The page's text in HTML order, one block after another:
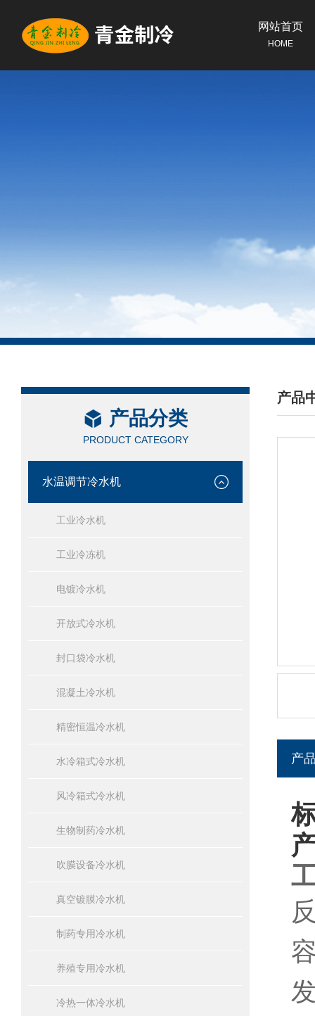
网站首页
HOME
产品分类
PRODUCT CATEGORY
水温调节冷水机
工业冷水机
工业冷冻机
电镀冷水机
开放式冷水机
封口袋冷水机
混凝土冷水机
精密恒温冷水机
水冷箱式冷水机
风冷箱式冷水机
生物制药冷水机
吹膜设备冷水机
真空镀膜冷水机
制药专用冷水机
养殖专用冷水机
冷热一体冷水机
产品
/
产